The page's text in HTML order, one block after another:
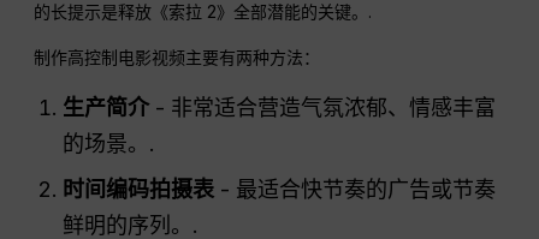
的长提示是释放《索拉 2》全部潜能的关键。.
制作高控制电影视频主要有两种方法：
生产简介- 非常适合营造气氛浓郁、情感丰富
的场景。.
时间编码拍摄表 - 最适合快节奏的广告或节奏
鲜明的序列。.